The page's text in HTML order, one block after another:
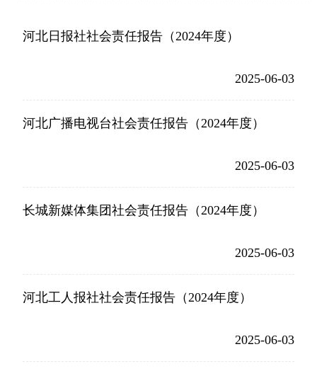
河北日报社社会责任报告（2024年度）
2025-06-03
河北广播电视台社会责任报告（2024年度）
2025-06-03
长城新媒体集团社会责任报告（2024年度）
2025-06-03
河北工人报社社会责任报告（2024年度）
2025-06-03